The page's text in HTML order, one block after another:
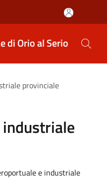
di Orio al Serio
provinciale
e industriale